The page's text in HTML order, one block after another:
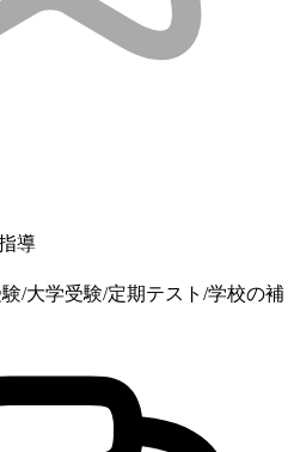
導
/大学受験/定期テスト/学校の補